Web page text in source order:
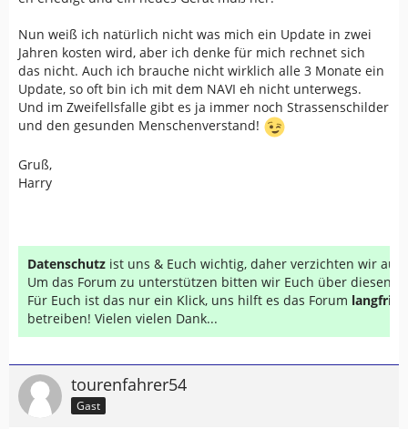
Nun weiß ich natürlich nicht was mich ein Update in zwei
Jahren kosten wird, aber ich denke für mich rechnet sich
das nicht. Auch ich brauche nicht wirklich alle 3 Monate ein
Update, so oft bin ich mit dem NAVI eh nicht unterwegs.
Und im Zweifellsfalle gibt es ja immer noch Strassenschilder
und den gesunden Menschenverstand!
Gruß,
Harry
Datenschutz ist uns & Euch wichtig, daher verzichten wir auf
Um das Forum zu unterstützen bitten wir Euch über diesen
Für Euch ist das nur ein Klick, uns hilft es das Forum
betreiben! Vielen vielen Dank...
tourenfahrer54
Gast